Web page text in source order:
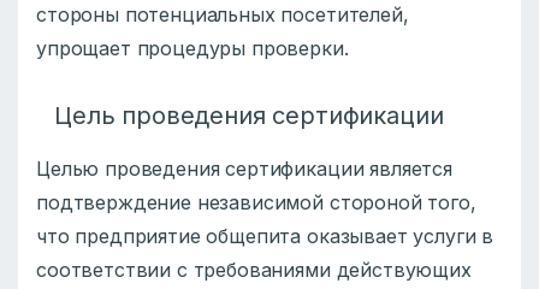
стороны потенциальных посетителей,
упрощает процедуры проверки.
Цель проведения сертификации
Целью проведения сертификации является
подтверждение независимой стороной того,
что предприятие общепита оказывает услуги в
соответствии с требованиями действующих